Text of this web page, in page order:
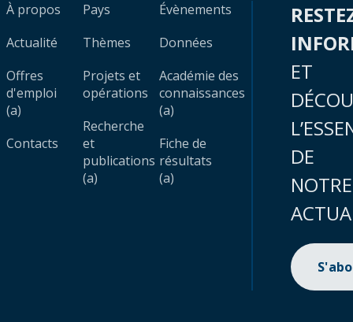
À propos
Actualité
Offres
d'emploi
(a)
Contacts
Pays
Thèmes
Projets et
opérations
Recherche
et
publications
(a)
Évènements
Données
Académie des
connaissances
(a)
Fiche de
résultats
(a)
ET
DE
NOTRE